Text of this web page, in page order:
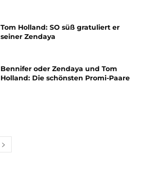
Tom Holland: SO süß gratuliert er
seiner Zendaya
Bennifer oder Zendaya und Tom
Holland: Die schönsten Promi-Paare